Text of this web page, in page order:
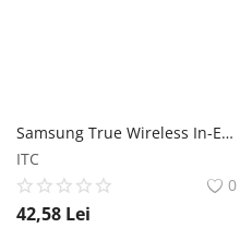
Samsung True Wireless In-Ear Buds T10 Wh Samsung True Wireless In-Ear Buds T10 Wh Samsung
ITC
0
42,58 Lei